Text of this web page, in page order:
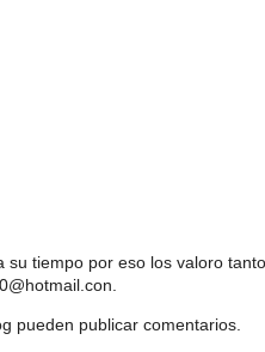
tiempo por eso los valoro
pueden publicar comentarios.